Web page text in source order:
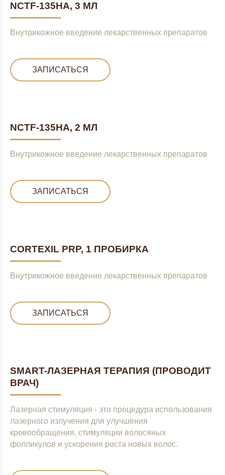
NCTF-135HA, 3 МЛ
Внутрикожное введение лекарственных препаратов
ЗАПИСАТЬСЯ
NCTF-135HA, 2 МЛ
Внутрикожное введение лекарственных препаратов
ЗАПИСАТЬСЯ
CORTEXIL PRP, 1 ПРОБИРКА
Внутрикожное введение лекарственных препаратов
ЗАПИСАТЬСЯ
SMART-ЛАЗЕРНАЯ ТЕРАПИЯ (ПРОВОДИТ
ВРАЧ)
Лазерная стимуляция - это процедура использования
лазерного излучения для улучшения
кровообращения, стимуляции волосяных
фолликулов и ускорения роста новых волос.